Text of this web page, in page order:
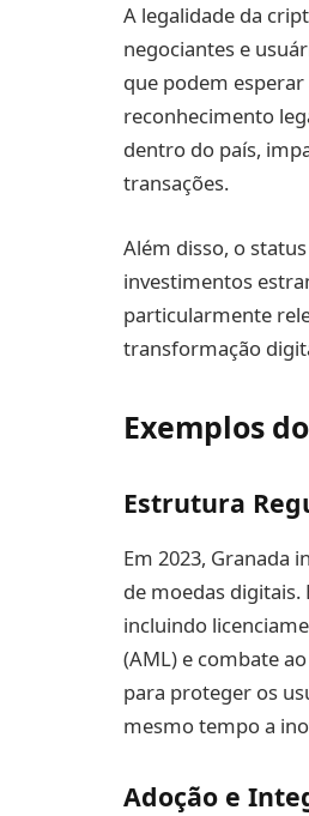
A legalidade da
negociantes e
que podem
reconhecimento
dentro do país,
transações.
Além disso, o
investimentos
particularmente
transformação
Exemplos
Estrutura
Em 2023, Granada
de moedas
incluindo
(AML) e combate
para proteger os
mesmo tempo a
Adoção e